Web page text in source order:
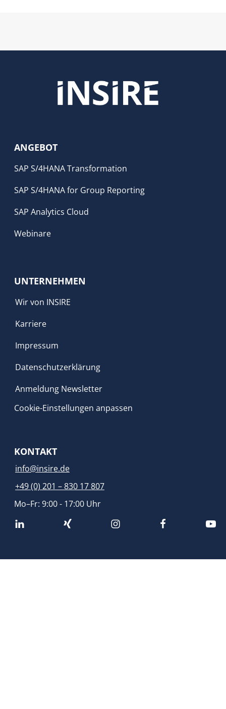
ANGEBOT
SAP S/4HANA Transformation
SAP S/4HANA for Group Reporting
SAP Analytics Cloud
Webinare
UNTERNEHMEN
Wir von INSIRE
Karriere
Impressum
Datenschutzerklärung
Anmeldung Newsletter
Cookie-Einstellungen anpassen
KONTAKT
info@insire.de
+49 (0) 201 – 830 17 807
Mo–Fr: 9:00 - 17:00 Uhr